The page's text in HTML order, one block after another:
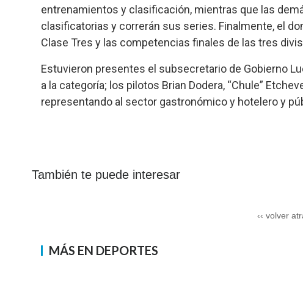
entrenamientos y clasificación, mientras que las
clasificatorias y correrán sus series. Finalmente, el
Clase Tres y las competencias finales de las tres
Estuvieron presentes el subsecretario de Gobierno
a la categoría; los pilotos Brian Dodera, “Chule”
representando al sector gastronómico y hotelero y
También te puede interesar
‹‹ volver
MÁS EN DEPORTES